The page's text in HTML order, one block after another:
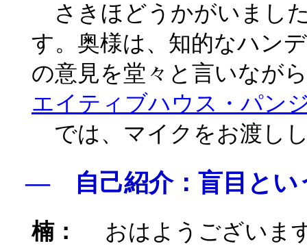
さきほどうかがいまし
す。奥様は、知的なハン
の意見を堂々と言いなが
エイティブハウス・パン
では、マイクをお渡し
― 自己紹介：盲目と
楠：
おはようございま